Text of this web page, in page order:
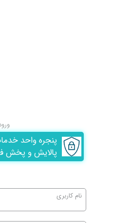
نام کاربری
پنجره واحد
پالایش و پخش